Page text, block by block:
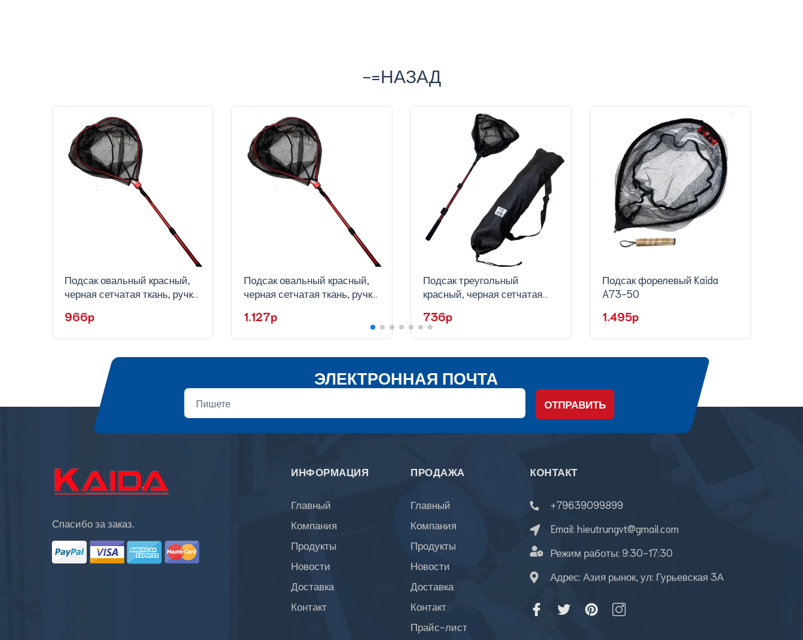
-=НАЗАД
Подсак овальный красный,
черная сетчатая ткань, ручка
966p
Подсак овальный красный,
черная сетчатая ткань, ручка
1.127p
Подсак треугольный
красный, черная сетчатая
736p
Подсак форелевый Kaida
A73-50
1.495p
ЭЛЕКТРОННАЯ ПОЧТА
ОТПРАВИТЬ
Спасибо за заказ.
ИНФОРМАЦИЯ
Главный
Компания
Продукты
Новости
Доставка
Контакт
ПРОДАЖА
Главный
Компания
Продукты
Новости
Доставка
Контакт
Прайс-лист
КОНТАКТ
+79639099899
Email: hieutrungvt@gmail.com
Режим работы: 9:30-17:30
Адрес: Азия рынок, ул: Гурьевская 3А